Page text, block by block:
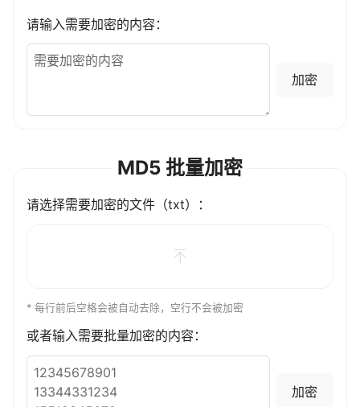
请输入需要加密的内容：
加密
MD5 批量加密
请选择需要加密的文件（txt）：
* 每行前后空格会被自动去除，空行不会被加密
或者输入需要批量加密的内容：
加密